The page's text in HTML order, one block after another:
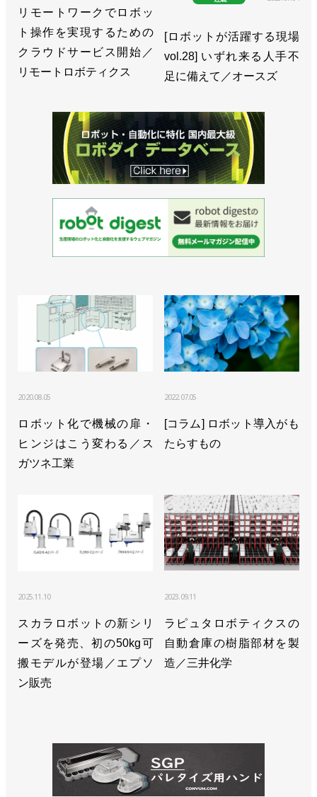
リモートワークでロボッ
ト操作を実現するための
クラウドサービス開始／
リモートロボティクス
[ロボットが活躍する現場
vol.28] いずれ来る人手不
足に備えて／オースズ
2020.08.05
ロボット化で機械の扉・
ヒンジはこう変わる／ス
ガツネ工業
2022.07.05
[コラム] ロボット導入がも
たらすもの
2025.11.10
スカラロボットの新シリ
ーズを発売、初の50kg可
搬モデルが登場／エプソ
ン販売
2023.09.11
ラピュタロボティクスの
自動倉庫の樹脂部材を製
造／三井化学